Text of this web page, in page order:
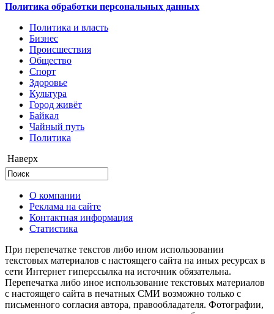
Политика обработки персональных данных
Политика и власть
Бизнес
Происшествия
Общество
Cпорт
Здоровье
Культура
Город живёт
Байкал
Чайный путь
Политика
Наверх
О компании
Реклама на сайте
Контактная информация
Статистика
При перепечатке текстов либо ином использовании
текстовых материалов с настоящего сайта на иных ресурсах в
сети Интернет гиперссылка на источник обязательна.
Перепечатка либо иное использование текстовых материалов
с настоящего сайта в печатных СМИ возможно только с
письменного согласия автора, правообладателя. Фотографии,